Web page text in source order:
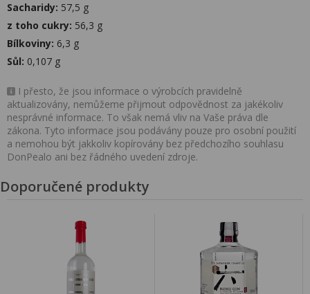
Sacharidy: 57,5 g
z toho cukry: 56,3 g
Bílkoviny: 6,3 g
Sůl: 0,107 g
I přesto, že jsou informace o výrobcích pravidelně
aktualizovány, nemůžeme přijmout odpovědnost za jakékoliv
nesprávné informace. To však nemá vliv na Vaše práva dle
zákona. Tyto informace jsou podávány pouze pro osobní použití
a nemohou být jakkoliv kopírovány bez předchozího souhlasu
DonPealo ani bez řádného uvedení zdroje.
Doporučené produkty